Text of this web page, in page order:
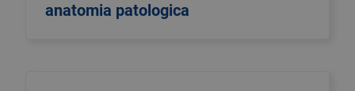
anatomia patologica